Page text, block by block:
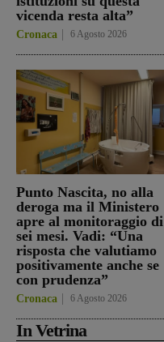
vicenda resta alta”
Cronaca 6 Agosto 2026
Punto Nascita, no alla
deroga ma il Ministero
apre al monitoraggio di
sei mesi. Vadi: “Una
risposta che valutiamo
positivamente anche se
con prudenza”
Cronaca 6 Agosto 2026
In Vetrina